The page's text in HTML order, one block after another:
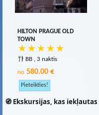
HILTON PRAGUE OLD
TOWN
BB , 3 naktis
no 580.00 €
🧭 Ekskursijas, kas